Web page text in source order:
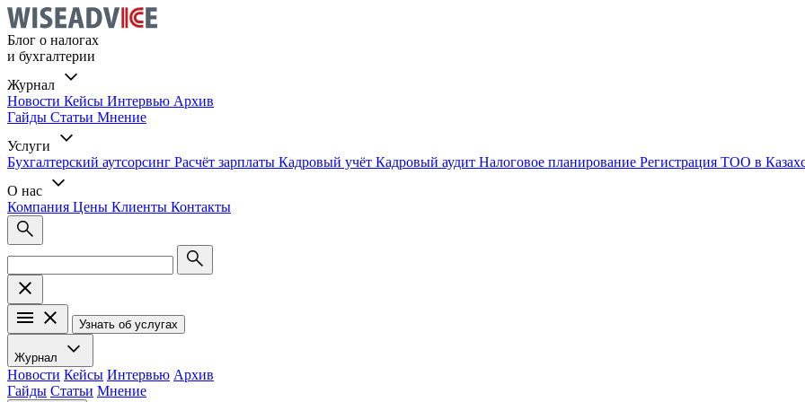
Блог о налогах
и бухгалтерии
Журнал
Новости Кейсы Интервью Архив
Гайды Статьи Мнение
Услуги
Бухгалтерский аутсорсинг Расчёт зарплаты Кадровый учёт Кадровый аудит Налоговое планирование Регистрация ТОО в
О нас
Компания Цены Клиенты Контакты
Узнать об услугах
Журнал
Новости Кейсы Интервью Архив
Гайды Статьи Мнение